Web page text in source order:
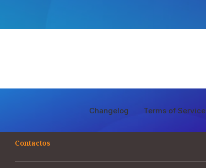
Changelog Terms of Service
Contactos